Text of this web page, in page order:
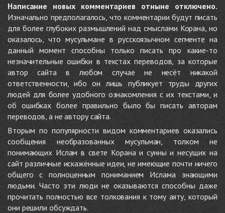
Написание новых комментариев отныне отключено.
Изначально предполагалось, что комментарии будут писать
для более глубоких размышлений над смыслами Корана, но
оказалось, что мусульмане в русскоязычном сегменте на
данный момент способны только писать про какие-то
незначительные ошибки в текстах переводов, за которые
автор сайта в любом случае не несёт никакой
ответственности, ибо он лишь публикует труды других
людей для более удобного ознакомления с их текстами, и
об ошибках более правильно было бы писать авторам
переводов, а не автору сайта.
Вторым по популярности видом комментариев оказались
сообщения необразованных мусульман, толком не
понимающих Ислам в свете Корана и сунны и несущих на
сайт различные искажённые идеи, не имеющие почти ничего
общего с полноценным пониманием Ислама знающими
людьми. Часто эти люди не оказываются способны даже
прочитать полностью все толкования к тому аяту, который
они решили обсуждать.